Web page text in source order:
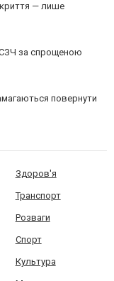
— лише
СЗЧ за спрощеною
повернути
Здоров'я
Транспорт
Розваги
Спорт
Культура